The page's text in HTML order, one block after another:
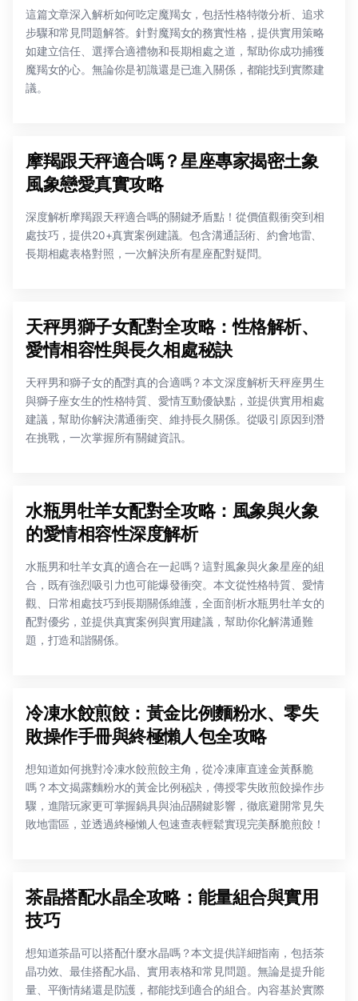
這篇文章深入解析如何吃定魔羯女，包括性格特徵分析、追求
步驟和常見問題解答。針對魔羯女的務實性格，提供實用策略
如建立信任、選擇合適禮物和長期相處之道，幫助你成功捕獲
魔羯女的心。無論你是初識還是已進入關係，都能找到實際建
議。
摩羯跟天秤適合嗎？星座專家揭密土象
風象戀愛真實攻略
深度解析摩羯跟天秤適合嗎的關鍵矛盾點！從價值觀衝突到相
處技巧，提供20+真實案例建議。包含溝通話術、約會地雷、
長期相處表格對照，一次解決所有星座配對疑問。
天秤男獅子女配對全攻略：性格解析、
愛情相容性與長久相處秘訣
天秤男和獅子女的配對真的合適嗎？本文深度解析天秤座男生
與獅子座女生的性格特質、愛情互動優缺點，並提供實用相處
建議，幫助你解決溝通衝突、維持長久關係。從吸引原因到潛
在挑戰，一次掌握所有關鍵資訊。
水瓶男牡羊女配對全攻略：風象與火象
的愛情相容性深度解析
水瓶男和牡羊女真的適合在一起嗎？這對風象與火象星座的組
合，既有強烈吸引力也可能爆發衝突。本文從性格特質、愛情
觀、日常相處技巧到長期關係維護，全面剖析水瓶男牡羊女的
配對優劣，並提供真實案例與實用建議，幫助你化解溝通難
題，打造和諧關係。
冷凍水餃煎餃：黃金比例麵粉水、零失
敗操作手冊與終極懶人包全攻略
想知道如何挑對冷凍水餃煎餃主角，從冷凍庫直達金黃酥脆
嗎？本文揭露麵粉水的黃金比例秘訣，傳授零失敗煎餃操作步
驟，進階玩家更可掌握鍋具與油品關鍵影響，徹底避開常見失
敗地雷區，並透過終極懶人包速查表輕鬆實現完美酥脆煎餃！
茶晶搭配水晶全攻略：能量組合與實用
技巧
想知道茶晶可以搭配什麼水晶嗎？本文提供詳細指南，包括茶
晶功效、最佳搭配水晶、實用表格和常見問題。無論是提升能
量、平衡情緒還是防護，都能找到適合的組合。內容基於實際